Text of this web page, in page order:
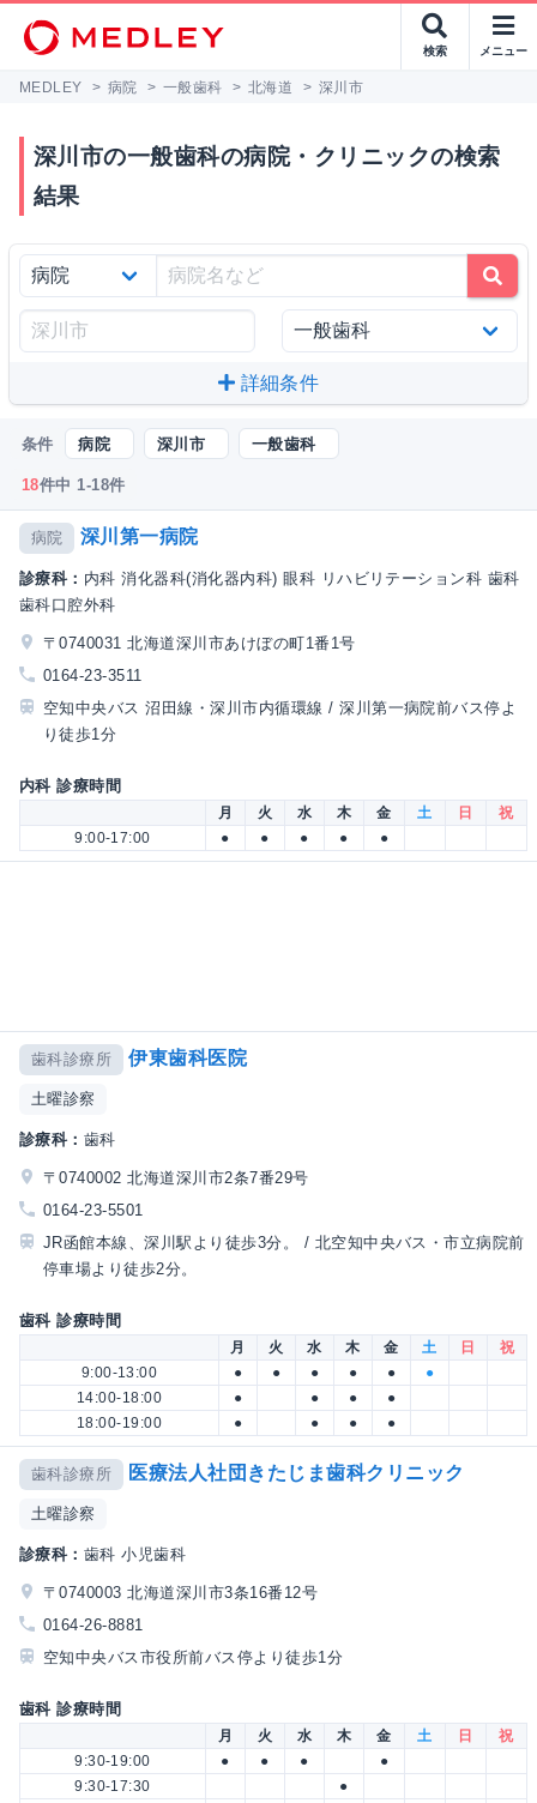
検索 メニュー
MEDLEY > 病院 > 一般歯科 > 北海道 > 深川市
深川市の一般歯科の病院・クリニックの検索
結果
詳細条件
条件 病院 深川市 一般歯科
18件中 1-18件
病院 深川第一病院
診療科： 内科 消化器科(消化器内科) 眼科 リハビリテーション科 歯科
歯科口腔外科
〒0740031 北海道深川市あけぼの町1番1号
0164-23-3511
空知中央バス 沼田線・深川市内循環線 / 深川第一病院前バス停よ
り徒歩1分
内科 診療時間
月 火 水 木 金 土 日
祝
9:00-17:00
● ● ● ● ●
歯科診療所 伊東歯科医院
土曜診察
診療科： 歯科
〒0740002 北海道深川市2条7番29号
0164-23-5501
JR函館本線、深川駅より徒歩3分。 / 北空知中央バス・市立病院前
停車場より徒歩2分。
歯科 診療時間
月 火 水 木 金 土 日
祝
9:00-13:00
● ● ● ● ●
●
14:00-18:00
● ● ●
●
18:00-19:00
● ● ● ●
歯科診療所 医療法人社団きたじま歯科クリニック
土曜診察
診療科： 歯科 小児歯科
〒0740003 北海道深川市3条16番12号
0164-26-8881
空知中央バス市役所前バス停より徒歩1分
歯科 診療時間
月 火 水 木 金 土 日
祝
9:30-19:00
● ● ●
●
9:30-17:30
●